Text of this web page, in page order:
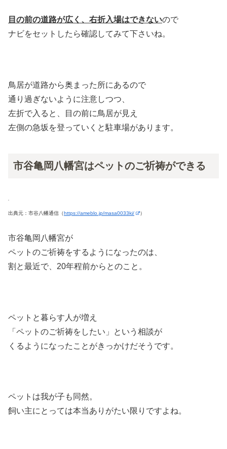
目の前の道路が広く、右折入場はできないので
ナビをセットしたら確認してみて下さいね。
鳥居が道路から奥まった所にあるので
通り過ぎないように注意しつつ、
左折で入ると、目の前に鳥居が見え
左側の急坂を登っていくと駐車場があります。
市谷亀岡八幡宮はペットのご祈祷ができる
出典元：市谷八幡通信（https://ameblo.jp/masa0033ki/ ）
市谷亀岡八幡宮が
ペットのご祈祷をするようになったのは、
割と最近で、20年程前からとのこと。
ペットと暮らす人が増え
「ペットのご祈祷をしたい」という相談が
くるようになったことがきっかけだそうです。
ペットは我が子も同然。
飼い主にとっては本当ありがたい限りですよね。